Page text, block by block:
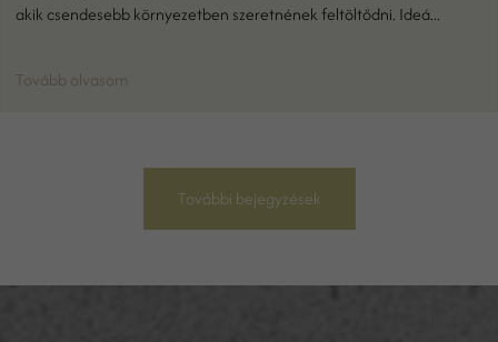
akik csendesebb környezetben szeretnének feltöltődni. Ideá...
Tovább olvasom
További bejegyzések